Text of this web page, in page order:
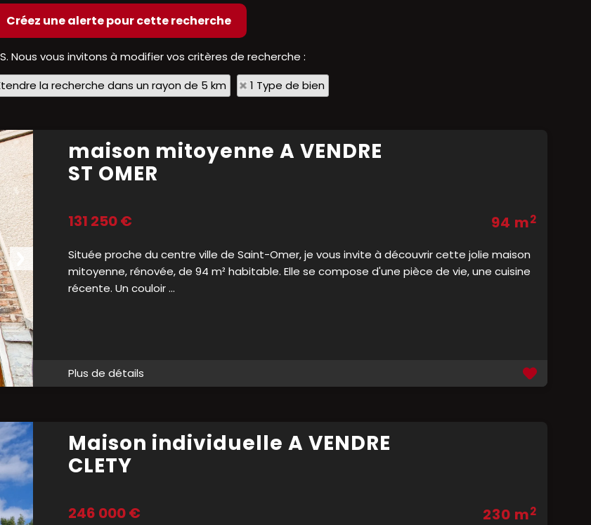
Nous vous invitons à modifier vos critères de recherche :
la recherche dans un rayon de 5 km
1 Type de bien
maison mitoyenne A VENDRE
ST OMER
94 m2
131 250 €
Située proche du centre ville de Saint-Omer, je vous invite à découvrir cette jolie maison
mitoyenne, rénovée, de 94 m² habitable. Elle se compose d'une pièce de vie, une cuisine
récente. Un couloir ...
Plus de détails
Maison individuelle A VENDRE
CLETY
230 m2
246 000 €